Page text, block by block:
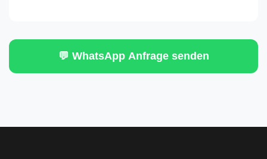
💬 WhatsApp Anfrage senden